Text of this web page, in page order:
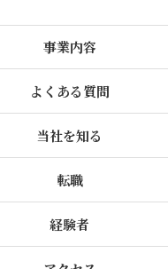
事業内容
よくある質問
当社を知る
転職
経験者